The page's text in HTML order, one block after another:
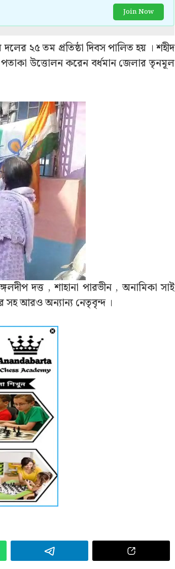
Join Now
২৫ তম প্রতিষ্ঠা দিবস পালিত হয় । শহীদ
পতাকা উত্তোলন করেন বর্ধমান জেলার তৃনমূল
দত্ত , শাহানা পারভীন , অনামিকা সাই
সহ আরও অন্যান্য নেতৃবৃন্দ ।